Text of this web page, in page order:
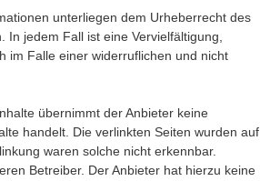
unterliegen dem Urheberrecht des
jedem Fall ist eine Vervielfältigung,
im Falle einer widerruflichen und nicht
übernimmt der Anbieter keine
handelt. Die verlinkten Seiten wurden auf
waren solche nicht erkennbar.
Betreiber. Der Anbieter hat hierzu keine